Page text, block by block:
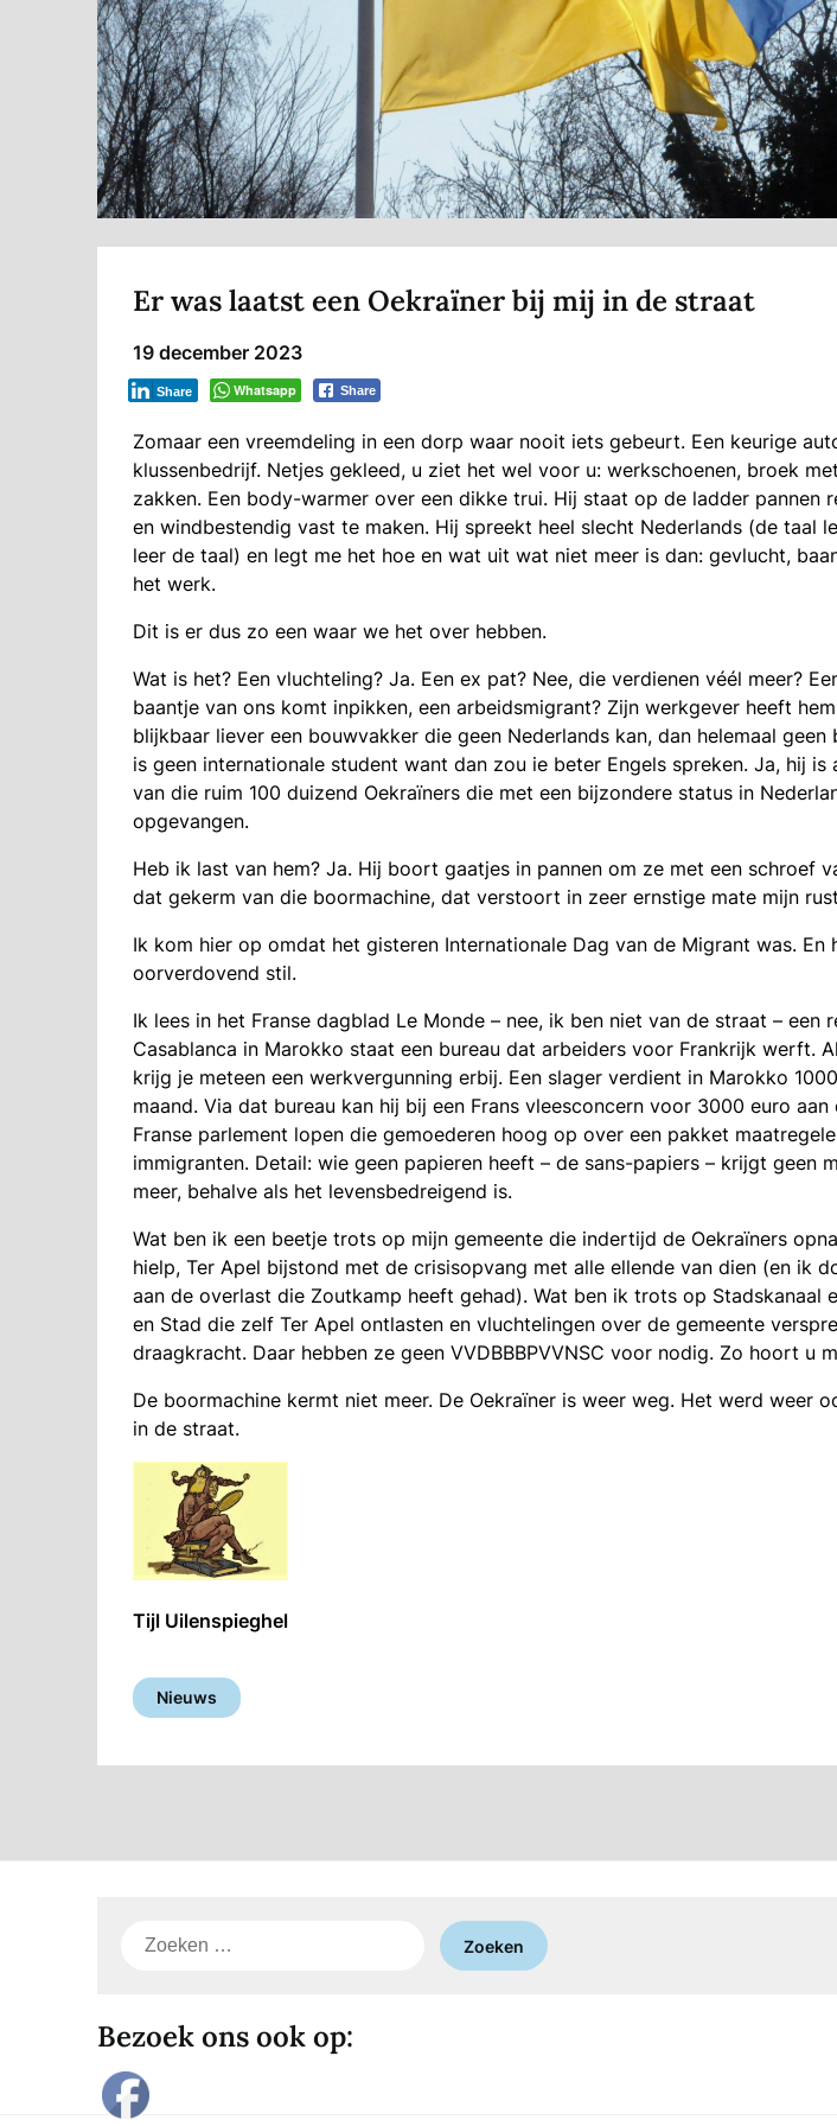
Er was laatst een Oekraïner bij mij in de straat
19 december 2023
Whatsapp Share
Share
Zomaar een vreemdeling in een dorp waar nooit iets gebeurt. Een keurige
klussenbedrijf. Netjes gekleed, u ziet het wel voor u: werkschoenen, broek
zakken. Een body-warmer over een dikke trui. Hij staat op de ladder pannen
en windbestendig vast te maken. Hij spreekt heel slecht Nederlands (de taal
leer de taal) en legt me het hoe en wat uit wat niet meer is dan: gevlucht,
het werk.
Dit is er dus zo een waar we het over hebben.
Wat is het? Een vluchteling? Ja. Een ex pat? Nee, die verdienen véél meer?
baantje van ons komt inpikken, een arbeidsmigrant? Zijn werkgever heeft
blijkbaar liever een bouwvakker die geen Nederlands kan, dan helemaal geen
is geen internationale student want dan zou ie beter Engels spreken. Ja, hij is
van die ruim 100 duizend Oekraïners die met een bijzondere status in
opgevangen.
Heb ik last van hem? Ja. Hij boort gaatjes in pannen om ze met een schroef
dat gekerm van die boormachine, dat verstoort in zeer ernstige mate mijn
Ik kom hier op omdat het gisteren Internationale Dag van de Migrant was. En
oorverdovend stil.
Ik lees in het Franse dagblad Le Monde – nee, ik ben niet van de straat – een
Casablanca in Marokko staat een bureau dat arbeiders voor Frankrijk werft.
krijg je meteen een werkvergunning erbij. Een slager verdient in Marokko
maand. Via dat bureau kan hij bij een Frans vleesconcern voor 3000 euro aan
Franse parlement lopen die gemoederen hoog op over een pakket
immigranten. Detail: wie geen papieren heeft – de sans-papiers – krijgt geen
meer, behalve als het levensbedreigend is.
Wat ben ik een beetje trots op mijn gemeente die indertijd de Oekraïners
hielp, Ter Apel bijstond met de crisisopvang met alle ellende van dien (en ik
aan de overlast die Zoutkamp heeft gehad). Wat ben ik trots op Stadskanaal
en Stad die zelf Ter Apel ontlasten en vluchtelingen over de gemeente
draagkracht. Daar hebben ze geen VVDBBBPVVNSC voor nodig. Zo hoort u
De boormachine kermt niet meer. De Oekraïner is weer weg. Het werd weer
in de straat.
Tijl Uilenspieghel
Nieuws
Zoeken
Bezoek ons ook op: